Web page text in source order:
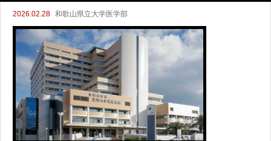
2026.02.28 和歌山県立大学医学部